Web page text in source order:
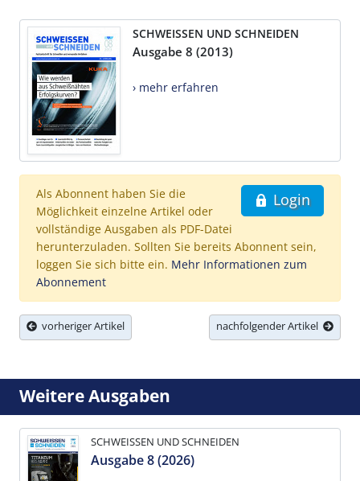
SCHWEISSEN UND SCHNEIDEN
Ausgabe 8 (2013)
› mehr erfahren
Login
Als Abonnent haben Sie die
Möglichkeit einzelne Artikel oder
vollständige Ausgaben als PDF-Datei
herunterzuladen. Sollten Sie bereits Abonnent sein,
loggen Sie sich bitte ein. Mehr Informationen zum
Abonnement
vorheriger Artikel nachfolgender Artikel
Weitere Ausgaben
SCHWEISSEN UND SCHNEIDEN
Ausgabe 8 (2026)